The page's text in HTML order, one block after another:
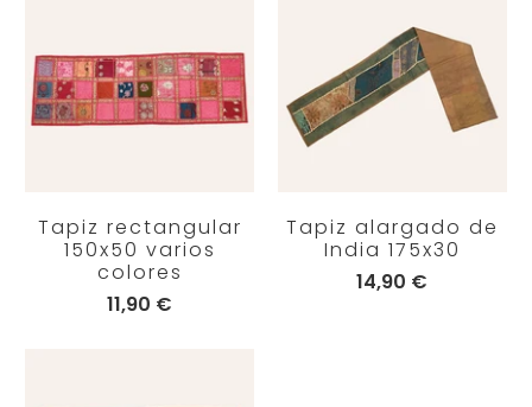
Tapiz rectangular
150x50 varios
colores
11,90 €
Tapiz alargado de
India 175x30
14,90 €